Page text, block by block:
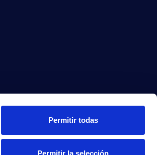
Permitir todas
Permitir la selección